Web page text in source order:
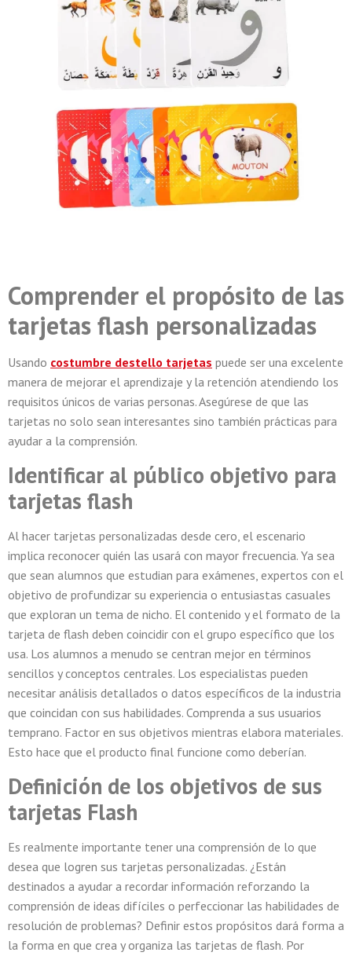
Comprender el propósito de las
tarjetas flash personalizadas
Usando costumbre destello tarjetas puede ser una excelente
manera de mejorar el aprendizaje y la retención atendiendo los
requisitos únicos de varias personas. Asegúrese de que las
tarjetas no solo sean interesantes sino también prácticas para
ayudar a la comprensión.
Identificar al público objetivo para
tarjetas flash
Al hacer tarjetas personalizadas desde cero, el escenario
implica reconocer quién las usará con mayor frecuencia. Ya sea
que sean alumnos que estudian para exámenes, expertos con el
objetivo de profundizar su experiencia o entusiastas casuales
que exploran un tema de nicho. El contenido y el formato de la
tarjeta de flash deben coincidir con el grupo específico que los
usa. Los alumnos a menudo se centran mejor en términos
sencillos y conceptos centrales. Los especialistas pueden
necesitar análisis detallados o datos específicos de la industria
que coincidan con sus habilidades. Comprenda a sus usuarios
temprano. Factor en sus objetivos mientras elabora materiales.
Esto hace que el producto final funcione como deberían.
Definición de los objetivos de sus
tarjetas Flash
Es realmente importante tener una comprensión de lo que
desea que logren sus tarjetas personalizadas. ¿Están
destinados a ayudar a recordar información reforzando la
comprensión de ideas difíciles o perfeccionar las habilidades de
resolución de problemas? Definir estos propósitos dará forma a
la forma en que crea y organiza las tarjetas de flash. Por